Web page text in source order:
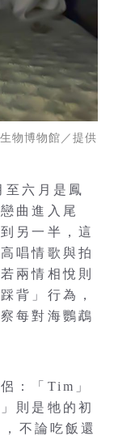
物博物館／提供
至六月是鳳
曲進入尾
另一半，這
唱情歌與拍
兩情相悅則
背」行為，
每對海鸚鵡
：「Tim」
則是牠的初
不論吃飯還